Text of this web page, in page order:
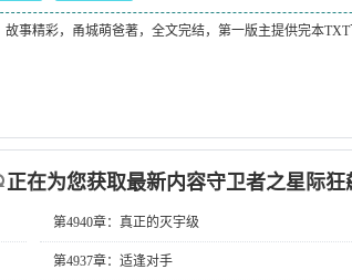
故事精彩，甬城萌爸著，全文完结，第一版主提供完本TXT
正在为您获取最新内容守卫者之星际狂
第4940章：真正的灭宇级
第4937章：适逢对手